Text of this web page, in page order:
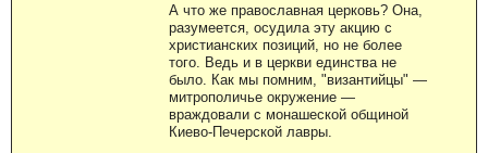
А что же православная церковь? Она,
разумеется, осудила эту акцию с
христианских позиций, но не более
того. Ведь и в церкви единства не
было. Как мы помним, "византийцы" —
митрополичье окружение —
враждовали с монашеской общиной
Киево-Печерской лавры.